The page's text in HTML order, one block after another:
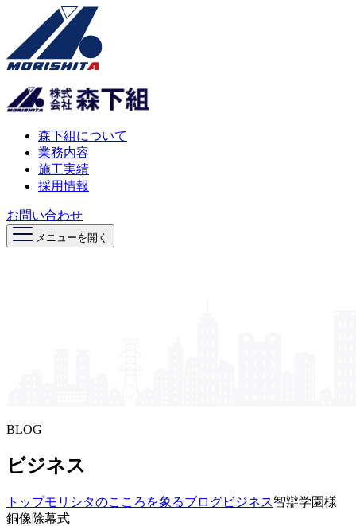
森下組について
業務内容
施工実績
採用情報
お問い合わせ
メニューを開く
BLOG
ビジネス
トップモリシタの​こころを​象る​ブログビジネス智辯学園様
銅像除幕式